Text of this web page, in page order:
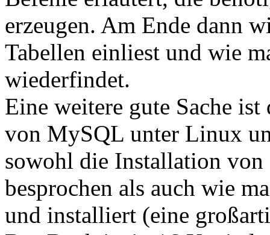
erzeugen. Am Ende dann
Tabellen einliest und wie
wiederfindet.
Eine weitere gute Sache
von MySQL unter Linux
sowohl die Installation
besprochen als auch wie
und installiert (eine